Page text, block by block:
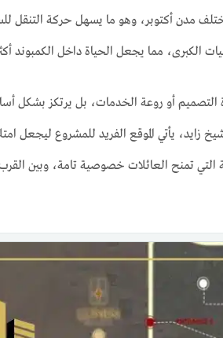
زايد بالقاهرة ومختلف مدن أكتوبر، وهو ما يسهل
الكبرى، مما يجعل الحياة داخل الكمبوند
أو روعة الخدمات، بل يرتكز بشكل
زايد، يأتي الموقع الفريد للمشروع ليجعل
التي تمنح العائلات خصوصية تامة، وبين